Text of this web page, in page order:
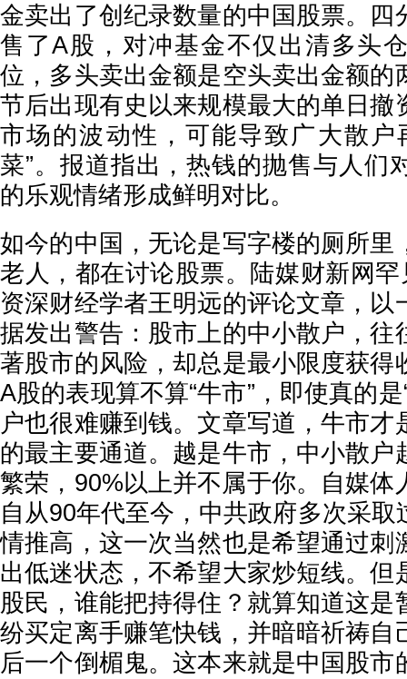
金卖出了创纪录数量的中国股票。四
售了A股，对冲基金不仅出清多头
位，多头卖出金额是空头卖出金额的
节后出现有史以来规模最大的单日撤
市场的波动性，可能导致广大散户
菜”。报道指出，热钱的抛售与人们
的乐观情绪形成鲜明对比。
如今的中国，无论是写字楼的厕所里
老人，都在讨论股票。陆媒财新网
资深财经学者王明远的评论文章，以
据发出警告：股市上的中小散户，往
著股市的风险，却总是最小限度获得
A股的表现算不算“牛市”，即使真的
户也很难赚到钱。文章写道，牛市才
的最主要通道。越是牛市，中小散户
繁荣，90%以上并不属于你。自媒体
自从90年代至今，中共政府多次采取
情推高，这一次当然也是希望通过刺
出低迷状态，不希望大家炒短线。但
股民，谁能把持得住？就算知道这是
纷买定离手赚笔快钱，并暗暗祈祷自
后一个倒楣鬼。这本来就是中国股市